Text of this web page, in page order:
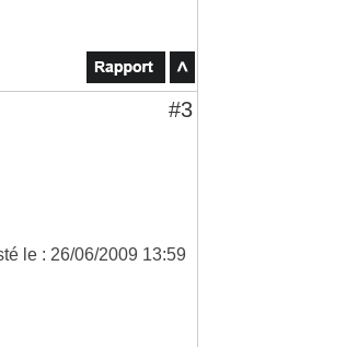
#3
le : 26/06/2009 13:59